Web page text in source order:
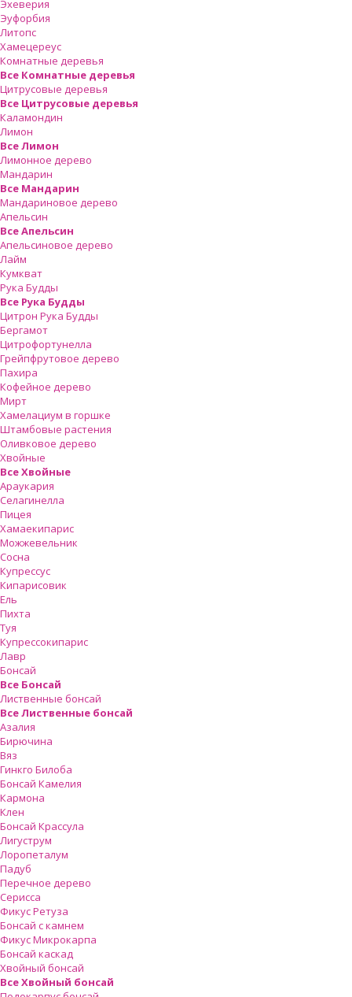
Эхеверия
Эуфорбия
Литопс
Хамецереус
Комнатные деревья
Все Комнатные деревья
Цитрусовые деревья
Все Цитрусовые деревья
Каламондин
Лимон
Все Лимон
Лимонное дерево
Мандарин
Все Мандарин
Мандариновое дерево
Апельсин
Все Апельсин
Апельсиновое дерево
Лайм
Кумкват
Рука Будды
Все Рука Будды
Цитрон Рука Будды
Бергамот
Цитрофортунелла
Грейпфрутовое дерево
Пахира
Кофейное дерево
Мирт
Хамелациум в горшке
Штамбовые растения
Оливковое дерево
Хвойные
Все Хвойные
Араукария
Селагинелла
Пицея
Хамаекипарис
Можжевельник
Сосна
Купрессус
Кипарисовик
Ель
Пихта
Туя
Купрессокипарис
Лавр
Бонсай
Все Бонсай
Лиственные бонсай
Все Лиственные бонсай
Азалия
Бирючина
Вяз
Гинкго Билоба
Бонсай Камелия
Кармона
Клен
Бонсай Крассула
Лигуструм
Лоропеталум
Падуб
Перечное дерево
Серисса
Фикус Ретуза
Бонсай с камнем
Фикус Микрокарпа
Бонсай каскад
Хвойный бонсай
Все Хвойный бонсай